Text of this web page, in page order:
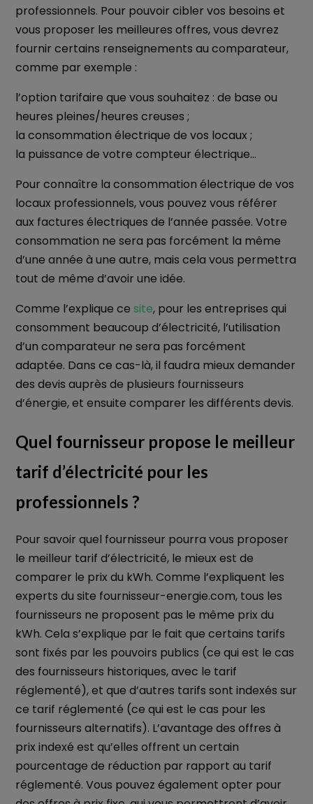
professionnels. Pour pouvoir cibler vos besoins et
vous proposer les meilleures offres, vous devrez
fournir certains renseignements au comparateur,
comme par exemple :
l’option tarifaire que vous souhaitez : de base ou
heures pleines/heures creuses ;
la consommation électrique de vos locaux ;
la puissance de votre compteur électrique…
Pour connaître la consommation électrique de vos
locaux professionnels, vous pouvez vous référer
aux factures électriques de l’année passée. Votre
consommation ne sera pas forcément la même
d’une année à une autre, mais cela vous permettra
tout de même d’avoir une idée.
Comme l’explique ce site, pour les entreprises qui
consomment beaucoup d’électricité, l’utilisation
d’un comparateur ne sera pas forcément
adaptée. Dans ce cas-là, il faudra mieux demander
des devis auprès de plusieurs fournisseurs
d’énergie, et ensuite comparer les différents devis.
Quel fournisseur propose le meilleur
tarif d’électricité pour les
professionnels ?
Pour savoir quel fournisseur pourra vous proposer
le meilleur tarif d’électricité, le mieux est de
comparer le prix du kWh. Comme l’expliquent les
experts du site fournisseur-energie.com, tous les
fournisseurs ne proposent pas le même prix du
kWh. Cela s’explique par le fait que certains tarifs
sont fixés par les pouvoirs publics (ce qui est le cas
des fournisseurs historiques, avec le tarif
réglementé), et que d’autres tarifs sont indexés sur
ce tarif réglementé (ce qui est le cas pour les
fournisseurs alternatifs). L’avantage des offres à
prix indexé est qu’elles offrent un certain
pourcentage de réduction par rapport au tarif
réglementé. Vous pouvez également opter pour